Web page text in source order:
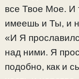
все Твое Мое. И
имеешь и Ты, и
«И Я
над ними. Я
подобно, как и